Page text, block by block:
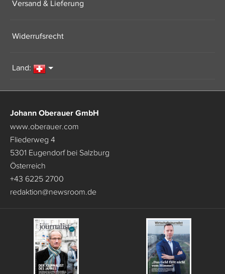
Versand & Lieferung
Widerrufsrecht
Land:
Johann Oberauer GmbH
www.oberauer.com
Fliederweg 4
5301 Eugendorf bei Salzburg
Österreich
+43 6225 2700
redaktion@newsroom.de